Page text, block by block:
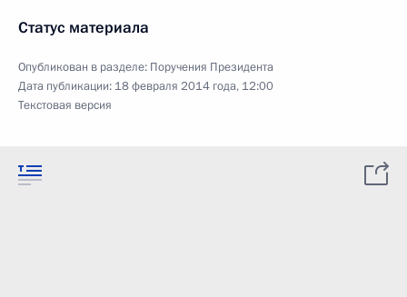
Статус материала
Опубликован в разделе: Поручения Президента
Дата публикации: 18 февраля 2014 года, 12:00
Текстовая версия